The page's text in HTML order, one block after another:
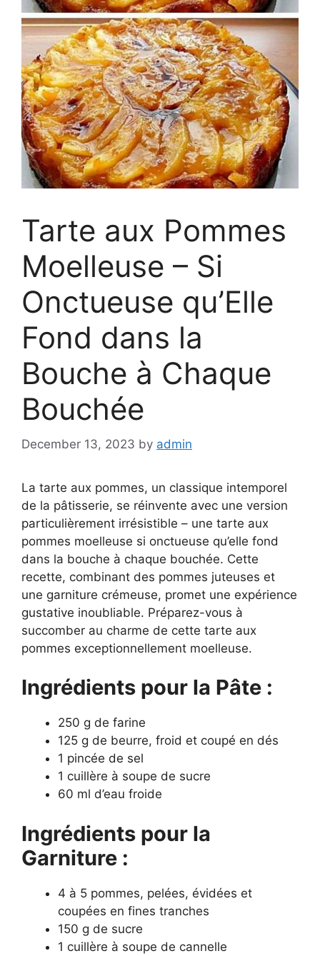
Tarte aux Pommes
Moelleuse – Si
Onctueuse qu’Elle
Fond dans la
Bouche à Chaque
Bouchée
December 13, 2023 by admin
La tarte aux pommes, un classique intemporel
de la pâtisserie, se réinvente avec une version
particulièrement irrésistible – une tarte aux
pommes moelleuse si onctueuse qu’elle fond
dans la bouche à chaque bouchée. Cette
recette, combinant des pommes juteuses et
une garniture crémeuse, promet une expérience
gustative inoubliable. Préparez-vous à
succomber au charme de cette tarte aux
pommes exceptionnellement moelleuse.
Ingrédients pour la Pâte :
250 g de farine
125 g de beurre, froid et coupé en dés
1 pincée de sel
1 cuillère à soupe de sucre
60 ml d’eau froide
Ingrédients pour la
Garniture :
4 à 5 pommes, pelées, évidées et
coupées en fines tranches
150 g de sucre
1 cuillère à soupe de cannelle